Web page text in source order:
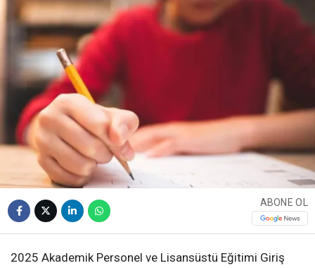
ABONE OL
2025 Akademik Personel ve Lisansüstü Eğitimi Giriş